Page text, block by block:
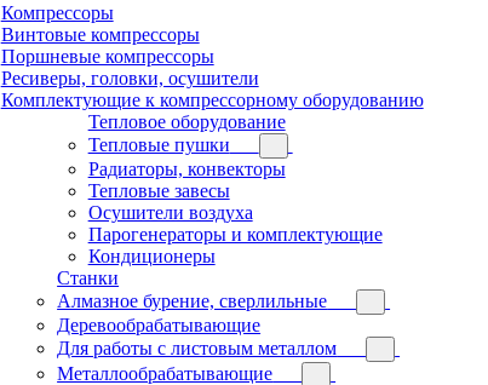
Компрессоры
Винтовые компрессоры
Поршневые компрессоры
Ресиверы, головки, осушители
Комплектующие к компрессорному оборудованию
Тепловое оборудование
Тепловые пушки
Радиаторы, конвекторы
Тепловые завесы
Осушители воздуха
Парогенераторы и комплектующие
Кондиционеры
Станки
Алмазное бурение, сверлильные
Деревообрабатывающие
Для работы с листовым металлом
Металлообрабатывающие